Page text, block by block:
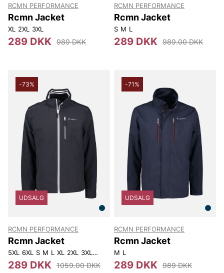
RCMN PERFORMANCE
Rcmn Jacket
XL 2XL 3XL
289 DKK 989 DKK
RCMN PERFORMANCE
Rcmn Jacket
S M L
289 DKK 989.00 DKK
-73%
UDSALG
RCMN PERFORMANCE
Rcmn Jacket
5XL 6XL S M L XL 2XL 3XL 4XL
289 DKK 1059.00 DKK
-71%
UDSALG
RCMN PERFORMANCE
Rcmn Jacket
M L
289 DKK 989 DKK